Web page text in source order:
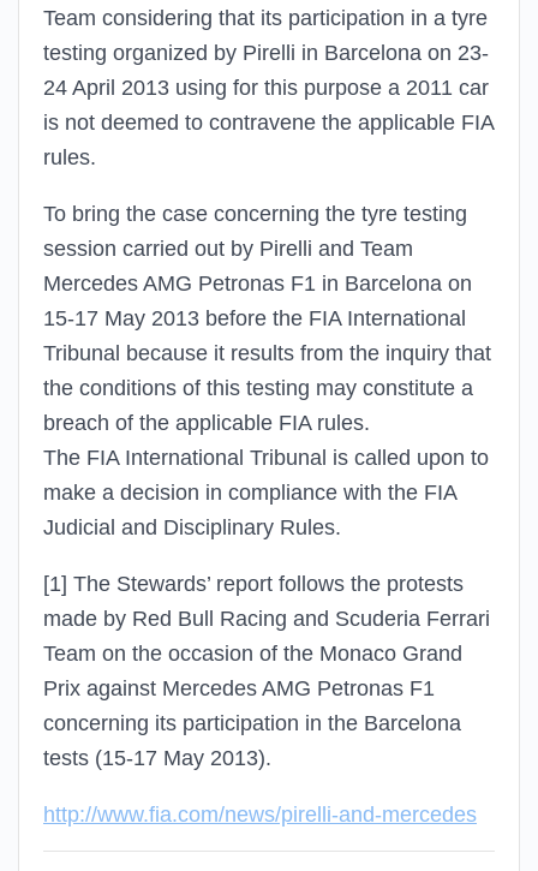
Team considering that its participation in a tyre
testing organized by Pirelli in Barcelona on 23-
24 April 2013 using for this purpose a 2011 car
is not deemed to contravene the applicable FIA
rules.
To bring the case concerning the tyre testing
session carried out by Pirelli and Team
Mercedes AMG Petronas F1 in Barcelona on
15-17 May 2013 before the FIA International
Tribunal because it results from the inquiry that
the conditions of this testing may constitute a
breach of the applicable FIA rules.
The FIA International Tribunal is called upon to
make a decision in compliance with the FIA
Judicial and Disciplinary Rules.
[1] The Stewards’ report follows the protests
made by Red Bull Racing and Scuderia Ferrari
Team on the occasion of the Monaco Grand
Prix against Mercedes AMG Petronas F1
concerning its participation in the Barcelona
tests (15-17 May 2013).
http://www.fia.com/news/pirelli-and-mercedes